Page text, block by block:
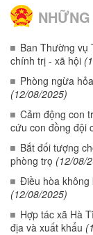
Ban Thường vụ
chính trị - xã hội
Phòng ngừa
(12/08/2025)
Cảm động con
cứu con đồng đội
Bắt đối tượng
phòng trọ (12/08/
Điều hòa không
(12/08/2025)
Hợp tác xã Hà
địa và xuất khẩu